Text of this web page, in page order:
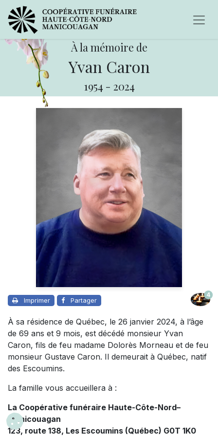
À la mémoire de
Yvan Caron
1954 - 2024
Imprimer Partager
4
À sa résidence de Québec, le 26 janvier 2024, à l’âge
de 69 ans et 9 mois, est décédé monsieur Yvan
Caron, fils de feu madame Dolorès Morneau et de feu
monsieur Gustave Caron. Il demeurait à Québec, natif
des Escoumins.
La famille vous accueillera à :
La Coopérative funéraire Haute-Côte-Nord–
Manicouagan
123, route 138, Les Escoumins (Québec) G0T 1K0